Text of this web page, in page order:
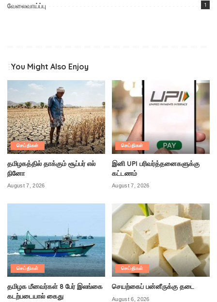
வேலைவாய்ப்பு 1
You Might Also Enjoy
செய்திகள்
தமிழகத்தில் தாக்கும் சூப்பர் எல்
நினோ
August 7, 2026
செய்திகள்
இனி UPI பரிவர்த்தனைகளுக்கு
கட்டணம்
August 7, 2026
செய்திகள்
தமிழக மீனவர்கள் 8 பேர் இலங்கை
கடற்படையால் கைது
செய்திகள்
செயற்கைப் பன்னீருக்கு தடை
August 6, 2026